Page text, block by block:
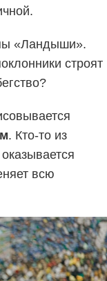
«Ландыши».
строят
. Кто-то из
всю